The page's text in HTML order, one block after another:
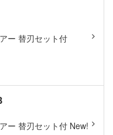
ー 替刃セット付
ー 替刃セット付 New!